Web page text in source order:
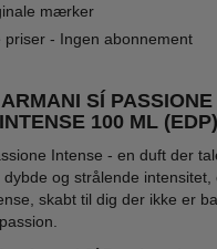
mærker
priser - Ingen abonnement
SÍ
100 ML (EDP)
Intense - en duft der
og strålende intensitet,
skabt til dig der ikke er